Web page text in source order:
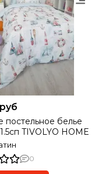
постельное белье
TIVOLYO HOME
0